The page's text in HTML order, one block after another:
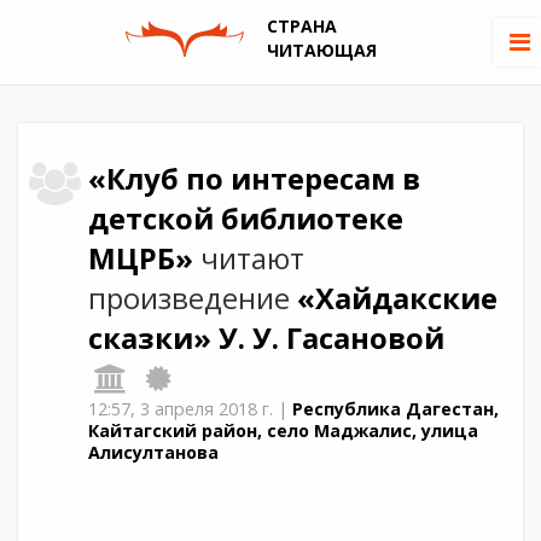
СТРАНА
ЧИТАЮЩАЯ
«Клуб по интересам в
детской библиотеке
МЦРБ» читают
произведение «Хайдакские
сказки» У. У. Гасановой
12:57, 3 апреля 2018 г. | Республика Дагестан,
Кайтагский район, село Маджалис, улица
Алисултанова